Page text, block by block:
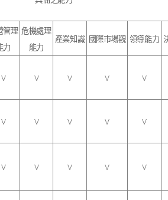
管理
力
危機處理
能力
產業知識 國際市場觀 領導能力
V V V V V
V V V V V
V V V V V